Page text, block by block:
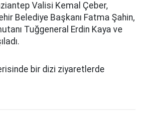
Valisi Kemal Çeber,
Belediye Başkanı Fatma Şahin,
Tuğgeneral Erdin Kaya ve
bir dizi ziyaretlerde